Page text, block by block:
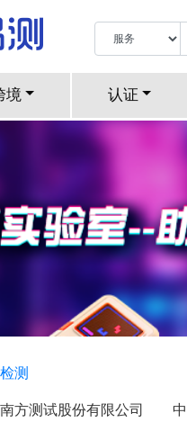
境 认证
检测
方测试股份有限公司